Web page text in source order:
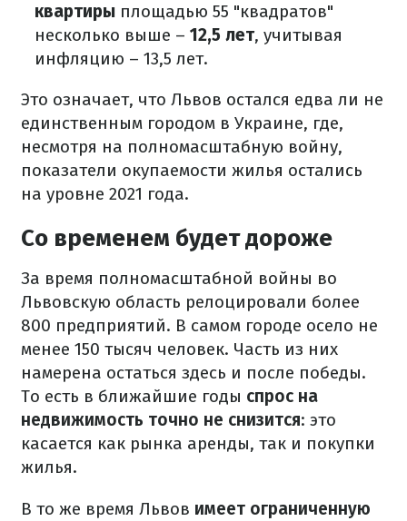
квартиры площадью 55 "квадратов"
несколько выше – 12,5 лет, учитывая
инфляцию – 13,5 лет.
Это означает, что Львов остался едва ли не
единственным городом в Украине, где,
несмотря на полномасштабную войну,
показатели окупаемости жилья остались
на уровне 2021 года.
Со временем будет дороже
За время полномасштабной войны во
Львовскую область релоцировали более
800 предприятий. В самом городе осело не
менее 150 тысяч человек. Часть из них
намерена остаться здесь и после победы.
То есть в ближайшие годы спрос на
недвижимость точно не снизится: это
касается как рынка аренды, так и покупки
жилья.
В то же время Львов имеет ограниченную